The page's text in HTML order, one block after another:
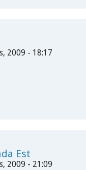
2009 - 18:17
Est
2009 - 21:09